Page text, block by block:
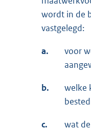
wordt in de
vastgelegd:
a.
voor
b.
welke
c.
wat